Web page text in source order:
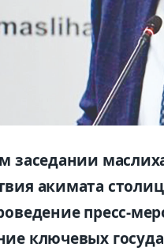
заседании
акимата
пресс-
ключевых